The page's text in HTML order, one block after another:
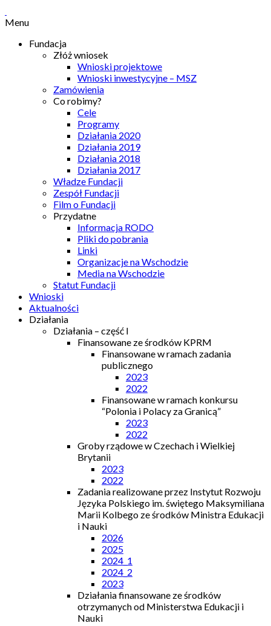
Menu
Fundacja
Złóż wniosek
Wnioski projektowe
Wnioski inwestycyjne – MSZ
Zamówienia
Co robimy?
Cele
Programy
Działania 2020
Działania 2019
Działania 2018
Działania 2017
Władze Fundacji
Zespół Fundacji
Film o Fundacji
Przydatne
Informacja RODO
Pliki do pobrania
Linki
Organizacje na Wschodzie
Media na Wschodzie
Statut Fundacji
Wnioski
Aktualności
Działania
Działania – część I
Finansowane ze środków KPRM
Finansowane w ramach zadania
publicznego
2023
2022
Finansowane w ramach konkursu
“Polonia i Polacy za Granicą”
2023
2022
Groby rządowe w Czechach i Wielkiej
Brytanii
2023
2022
Zadania realizowane przez Instytut Rozwoju
Języka Polskiego im. świętego Maksymiliana
Marii Kolbego ze środków Ministra Edukacji
i Nauki
2026
2025
2024_1
2024_2
2023
Działania finansowane ze środków
otrzymanych od Ministerstwa Edukacji i
Nauki